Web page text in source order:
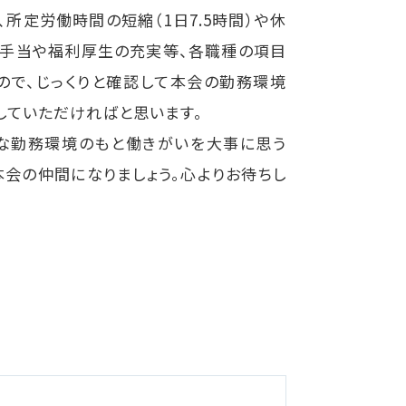
定労働時間の短縮（1日7.5時間）や休
当や福利厚生の充実等、各職種の項目
、じっくりと確認して本会の勤務環境
いただければと思います。
勤務環境のもと働きがいを大事に思う
の仲間になりましょう。心よりお待ちし